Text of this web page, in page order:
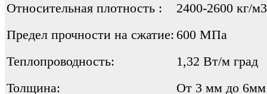
Относительная плотность :
2400-2600 кг/м3
Предел прочности на сжатие: 600 МПа
Теплопроводность:
1,32 Вт/м град
Толщина:
От 3 мм до 6мм